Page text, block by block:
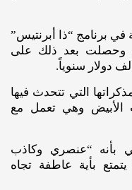
برنامج “ذا أبرنتيس”
وحصلت بعد ذلك على
التي تتحدث فيها
الأبيض وهي تعمل مع
بأنه “عنصري وكاذب
بأية عاطفة تجاه